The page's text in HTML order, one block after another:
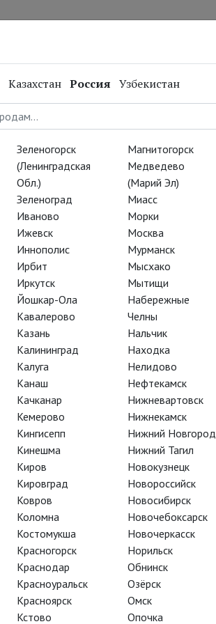
Глобус: Ричард II
TheatreHD
АРТ-ЛЕКТОРИЙ В КИНО
Казахстан Россия Узбекистан
Зеленогорск
(Ленинградская
Обл.)
Зеленоград
Иваново
Ижевск
Иннополис
Ирбит
Иркутск
Йошкар-Ола
Кавалерово
Казань
Калининград
Калуга
Канаш
Качканар
Кемерово
Кингисепп
Кинешма
Киров
Кировград
Ковров
Коломна
Костомукша
Красногорск
Краснодар
Красноуральск
Красноярск
Кстово
Магнитогорск
Медведево
(Марий Эл)
Миасс
Морки
Москва
Мурманск
Мысхако
Мытищи
Набережные
Челны
Нальчик
Находка
Нелидово
Нефтекамск
Нижневартовск
Нижнекамск
Нижний Новгород
Нижний Тагил
Новокузнецк
Новороссийск
Новосибирск
Новочебоксарск
Новочеркасск
Норильск
Обнинск
Озёрск
Омск
Опочка